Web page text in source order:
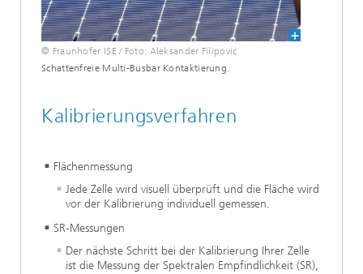
© Fraunhofer ISE / Foto: Aleksander Filipovic
Schattenfreie Multi-Busbar Kontaktierung.
Kalibrierungsverfahren
Flächenmessung
Jede Zelle wird visuell überprüft und die Fläche wird
vor der Kalibrierung individuell gemessen.
SR-Messungen
Der nächste Schritt bei der Kalibrierung Ihrer Zelle
ist die Messung der Spektralen Empfindlichkeit (SR),